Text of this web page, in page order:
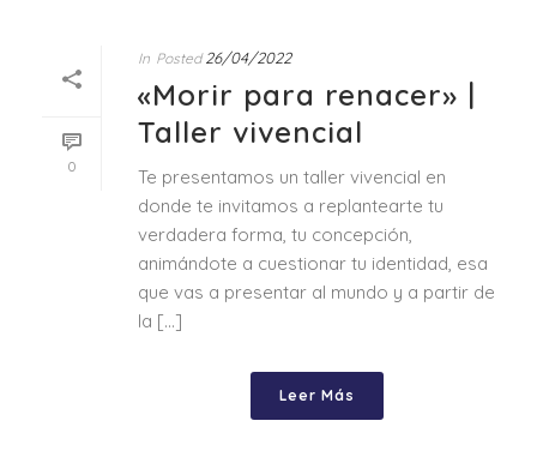
0
In Posted 26/04/2022
«Morir para renacer» |
Taller vivencial
Te presentamos un taller vivencial en
donde te invitamos a replantearte tu
verdadera forma, tu concepción,
animándote a cuestionar tu identidad, esa
que vas a presentar al mundo y a partir de
la [...]
Leer Más